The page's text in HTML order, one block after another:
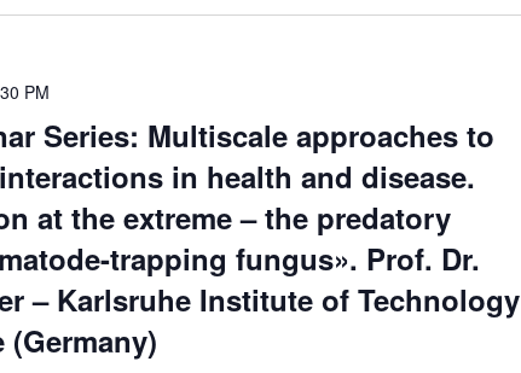
Series: Multiscale approaches to
in health and disease.
at the extreme – the predatory
trapping fungus». Prof. Dr.
– Karlsruhe Institute of Technology
(Germany)
PM